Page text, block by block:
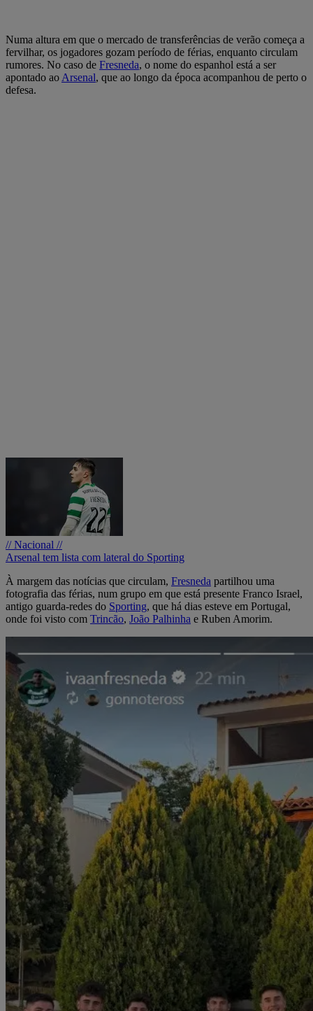
Numa altura em que o mercado de transferências de verão começa a
fervilhar, os jogadores gozam período de férias, enquanto circulam
rumores. No caso de Fresneda, o nome do espanhol está a ser
apontado ao Arsenal, que ao longo da época acompanhou de perto o
defesa.
// Nacional //
Arsenal tem lista com lateral do Sporting
À margem das notícias que circulam, Fresneda partilhou uma
fotografia das férias, num grupo em que está presente Franco Israel,
antigo guarda-redes do Sporting, que há dias esteve em Portugal,
onde foi visto com Trincão, João Palhinha e Ruben Amorim.